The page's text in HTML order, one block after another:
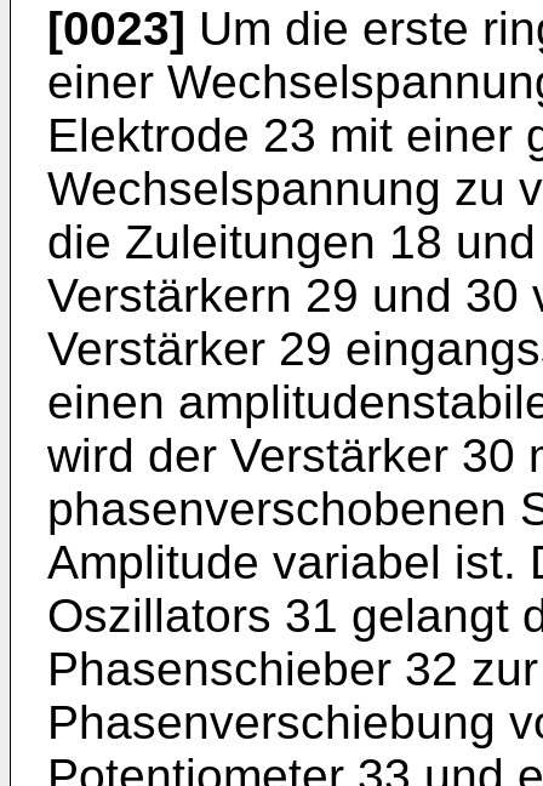
[0023] Um die erste
einer
Elektrode 23 mit einer
Wechselspannung zu
die Zuleitungen 18
Verstärkern 29 und 30
Verstärker 29
einen
wird der Verstärker 30
phasenverschobenen
Amplitude variabel ist.
Oszillators 31 gelangt
Phasenschieber 32
Phasenverschiebung
Potentiometer 33 und